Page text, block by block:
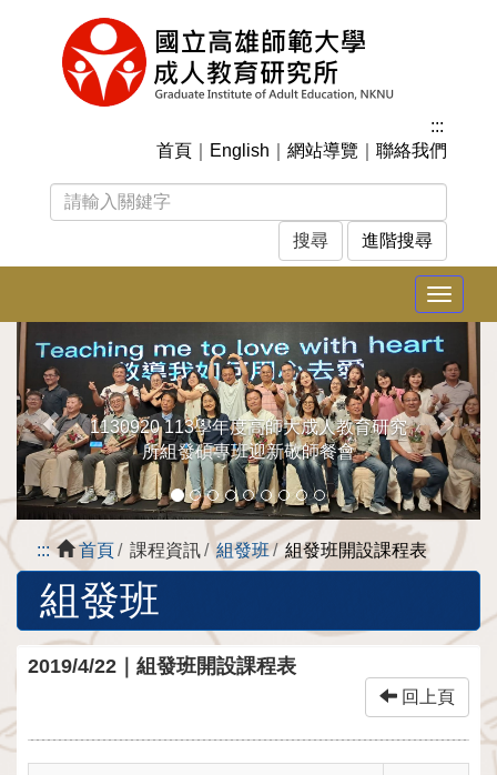
:::
首頁
English 網站導覽 聯絡我們
進階搜尋
Toggle
1130920 113學年度高師大成人教育研究
所組發碩專班迎新敬師餐會
上
一
張
下
一
張
::: 首頁 課程資訊 組發班 組發班開設課程表
組發班
2019/4/22｜組發班開設課程表
回上頁